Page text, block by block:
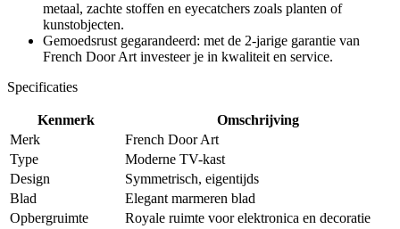
metaal, zachte stoffen en eyecatchers zoals planten of
kunstobjecten.
Gemoedsrust gegarandeerd: met de 2-jarige garantie van
French Door Art investeer je in kwaliteit en service.
Specificaties
Kenmerk
Omschrijving
Merk
French Door Art
Type
Moderne TV-kast
Design
Symmetrisch, eigentijds
Blad
Elegant marmeren blad
Opbergruimte
Royale ruimte voor elektronica en decoratie